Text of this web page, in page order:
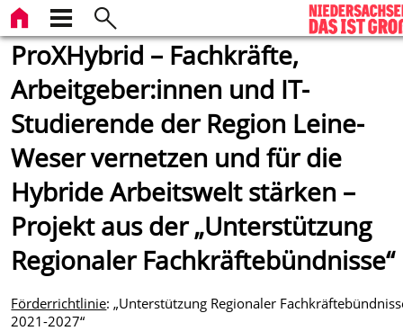
ProXHybrid – Fachkräfte,
Arbeitgeber:innen und IT-
Studierende der Region Leine-
Weser vernetzen und für die
Hybride Arbeitswelt stärken –
Projekt aus der „Unterstützung
Regionaler Fachkräftebündnisse“
Förderrichtlinie: „Unterstützung Regionaler
2021-2027“